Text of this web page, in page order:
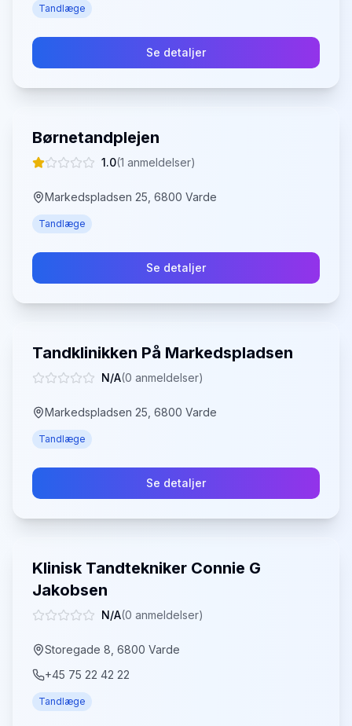
Tandlæge
Se detaljer
Børnetandplejen
1.0(1 anmeldelser)
Markedspladsen 25, 6800 Varde
Tandlæge
Se detaljer
Tandklinikken På Markedspladsen
N/A(0 anmeldelser)
Markedspladsen 25, 6800 Varde
Tandlæge
Se detaljer
Klinisk Tandtekniker Connie G
Jakobsen
N/A(0 anmeldelser)
Storegade 8, 6800 Varde
+45 75 22 42 22
Tandlæge